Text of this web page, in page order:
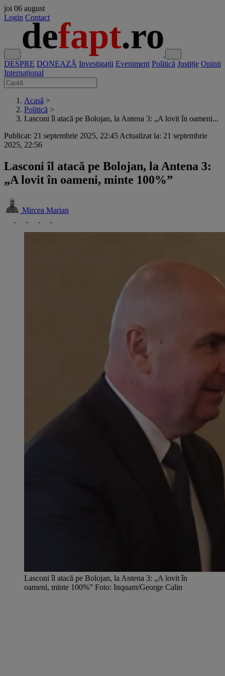
joi 06 august
Login Contact
DESPRE DONEAZĂ Investigații Eveniment Politică Justiție Opinii
Internațional
Acasă >
Politică >
Lasconi îl atacă pe Bolojan, la Antena 3: „A lovit în oameni...
Publicat: 21 septembrie 2025, 22:45 Actualizat la: 21 septembrie
2025, 22:56
Lasconi îl atacă pe Bolojan, la Antena 3:
„A lovit în oameni, minte 100%”
Mircea Marian
Lasconi îl atacă pe Bolojan, la Antena 3: „A lovit în
oameni, minte 100%” Foto: Inquam/George Calin